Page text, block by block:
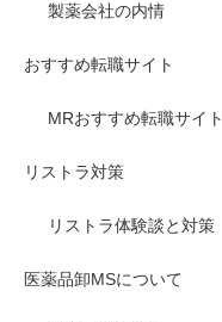
製薬会社の内情
おすすめ転職サイト
MRおすすめ転職サイト
リストラ対策
リストラ体験談と対策
医薬品卸MSについて